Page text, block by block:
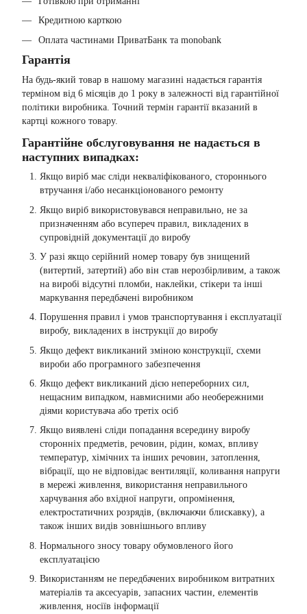
Кредитною карткою
Оплата частинами ПриватБанк та monobank
Гарантія
На будь-який товар в нашому магазині надається гарантія
терміном від 6 місяців до 1 року в залежності від гарантійної
політики виробника. Точний термін гарантії вказаний в
картці кожного товару.
Гарантійне обслуговування не надається в
наступних випадках:
Якщо виріб має сліди некваліфікованого, стороннього
втручання і/або несанкціонованого ремонту
Якщо виріб використовувався неправильно, не за
призначенням або всупереч правил, викладених в
супровідній документації до виробу
У разі якщо серійний номер товару був знищений
(витертий, затертий) або він став нерозбірливим, а також
на виробі відсутні пломби, наклейки, стікери та інші
маркування передбачені виробником
Порушення правил і умов транспортування і експлуатації
виробу, викладених в інструкції до виробу
Якщо дефект викликаний зміною конструкції, схеми
вироби або програмного забезпечення
Якщо дефект викликаний дією непереборних сил,
нещасним випадком, навмисними або необережними
діями користувача або третіх осіб
Якщо виявлені сліди попадання всередину виробу
сторонніх предметів, речовин, рідин, комах, впливу
температур, хімічних та інших речовин, затоплення,
вібрації, що не відповідає вентиляції, коливання напруги
в мережі живлення, використання неправильного
харчування або вхідної напруги, опромінення,
електростатичних розрядів, (включаючи блискавку), а
також інших видів зовнішнього впливу
Нормального зносу товару обумовленого його
експлуатацією
Використанням не передбачених виробником витратних
матеріалів та аксесуарів, запасних частин, елементів
живлення, носіїв інформації